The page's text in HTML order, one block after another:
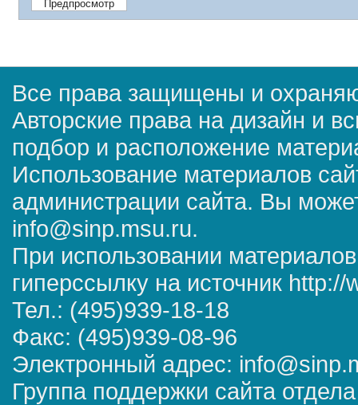
Все права защищены и
Авторские права на дизайн и
подбор и расположение
Использование материалов
администрации сайта. Вы
info@sinp.msu.ru.
При использовании
гиперссылку на источник
Тел.: (495)939-18-18
Факс: (495)939-08-96
Электронный адрес:
Группа поддержки сайта